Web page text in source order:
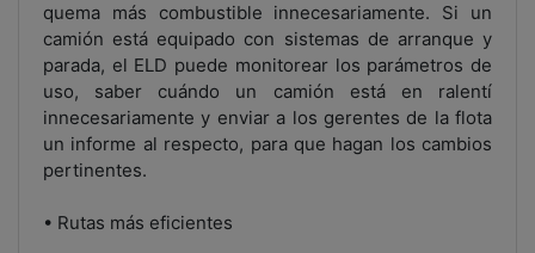
quema más combustible innecesariamente. Si un
camión está equipado con sistemas de arranque y
parada, el ELD puede monitorear los parámetros de
uso, saber cuándo un camión está en ralentí
innecesariamente y enviar a los gerentes de la flota
un informe al respecto, para que hagan los cambios
pertinentes.
• Rutas más eficientes